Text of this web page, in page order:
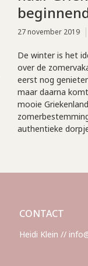
27 november 2019
De winter is het
over de
eerst nog
maar daarna
mooie
authentieke
CONTACT
Heidi Klein //